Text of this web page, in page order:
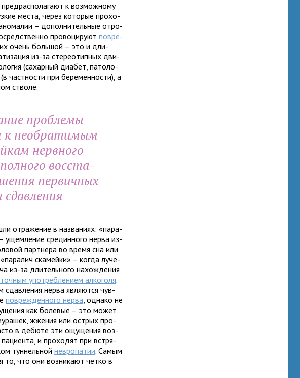
к воз­мож­ному
места, через кото­рые про­хо­
– допол­ни­тель­ные отро­
про­во­ци­руютповре­
очень боль­шой – это и дли­
из-за сте­рео­тип­ных дви­
(сахар­ный диа­бет, пато­ло­
(в част­но­сти при бере­мен­но­сти), а
стволе.
про­блемы
к необ­ра­ти­мым
нерв­ного
вос­ста­
пер­вич­ных
отра­же­ние в назва­ниях: «пара­
ущем­ле­ние сре­дин­ного нерва из-
парт­нера во время сна или
ска­мейки» – когда луче­
из-за дли­тель­ного нахож­де­ния
упо­треб­ле­нием алко­голя.
нерва явля­ются чув­
повре­жден­ного нерва, однако не
как боле­вые – это может
жже­ния или ост­рых про­
в дебюте эти ощу­ще­ния воз­
и про­хо­дят при встря­
тун­нель­нойнев­ро­па­тии. Самым
то, что они воз­ни­кают четко в